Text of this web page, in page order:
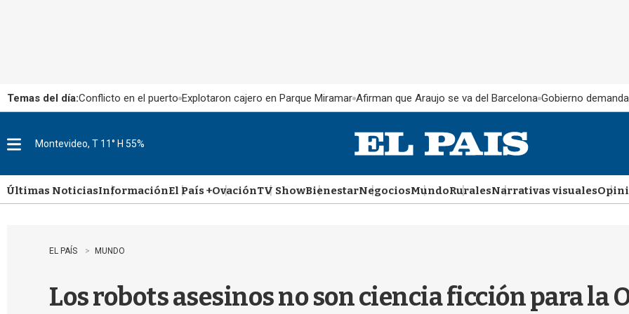
Temas del día:Conflicto en el puerto Explotaron cajero en Parque Miramar Afirman que Araujo se va del Barcelona Gobierno
u
Montevideo, T 11° H 55%
Últimas NoticiasInformaciónEl País +OvaciónTV ShowBienestarNegociosMundoRuralesNarrativas visuales
EL PAÍS MUNDO
Los robots asesinos no son ciencia ficción para la